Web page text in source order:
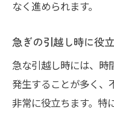
なく進められます。
急ぎの引越し時に役
急な引越し時には、時
発生することが多く、
非常に役立ちます。特